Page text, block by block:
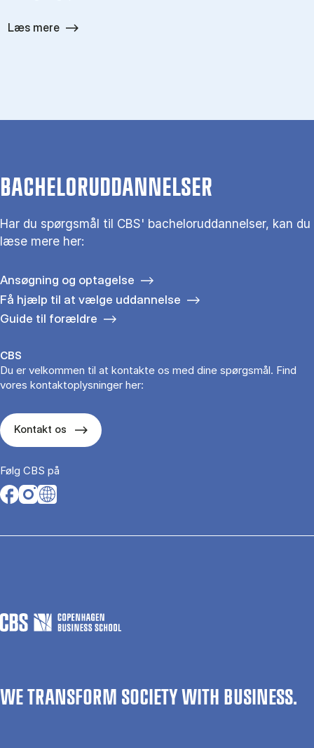
Læs mere
BACHELORUDDANNELSER
Har du spørgsmål til CBS' bacheloruddannelser, kan du
læse mere her:
Ansøgning og optagelse
Få hjælp til at vælge uddannelse
Guide til forældre
CBS
Du er velkommen til at kontakte os med dine spørgsmål. Find
vores kontaktoplysninger her:
Kontakt os
Følg CBS på
Opens in a new tab
Opens in a new tab
Opens in a new tab
WE TRANSFORM SOCIETY WITH BUSINESS.